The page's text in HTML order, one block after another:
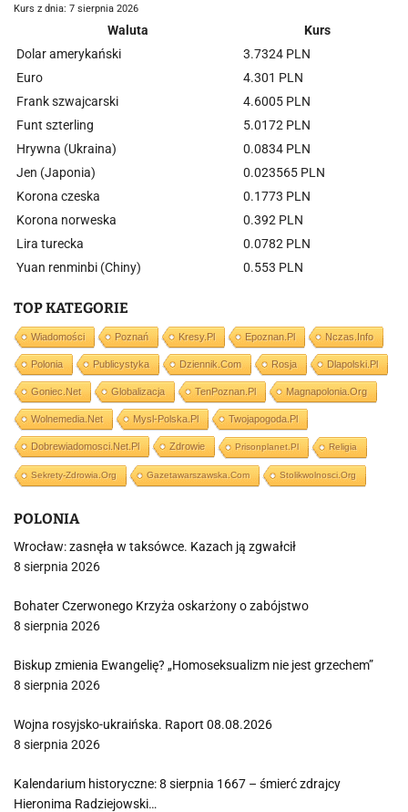
Kurs z dnia: 7 sierpnia 2026
Waluta
Kurs
Dolar amerykański
3.7324 PLN
Euro
4.301 PLN
Frank szwajcarski
4.6005 PLN
Funt szterling
5.0172 PLN
Hrywna (Ukraina)
0.0834 PLN
Jen (Japonia)
0.023565 PLN
Korona czeska
0.1773 PLN
Korona norweska
0.392 PLN
Lira turecka
0.0782 PLN
Yuan renminbi (Chiny)
0.553 PLN
TOP KATEGORIE
Wiadomości Poznań Kresy.pl Epoznan.pl Nczas.info
Polonia Publicystyka Dziennik.com Rosja Dlapolski.pl
Goniec.net Globalizacja TenPoznan.pl Magnapolonia.org
Wolnemedia.net Mysl-Polska.pl Twojapogoda.pl
Dobrewiadomosci.net.pl Zdrowie Prisonplanet.pl Religia
Sekrety-Zdrowia.org Gazetawarszawska.com Stolikwolnosci.org
POLONIA
Wrocław: zasnęła w taksówce. Kazach ją zgwałcił
8 sierpnia 2026
Bohater Czerwonego Krzyża oskarżony o zabójstwo
8 sierpnia 2026
Biskup zmienia Ewangelię? „Homoseksualizm nie jest grzechem”
8 sierpnia 2026
Wojna rosyjsko-ukraińska. Raport 08.08.2026
8 sierpnia 2026
Kalendarium historyczne: 8 sierpnia 1667 – śmierć zdrajcy
Hieronima Radziejowski…